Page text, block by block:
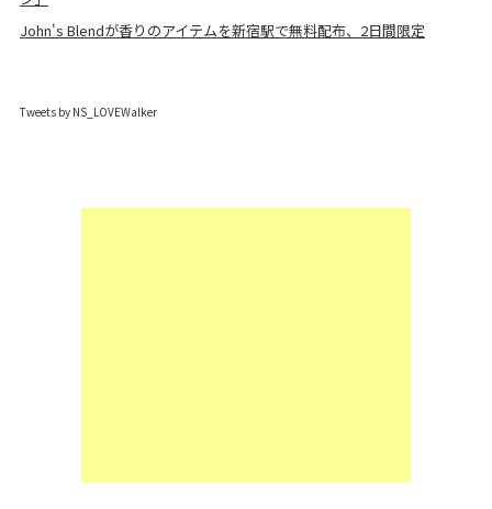
John's Blendが香りのアイテムを新宿駅で無料配布、2日間限定
Tweets by NS_LOVEWalker